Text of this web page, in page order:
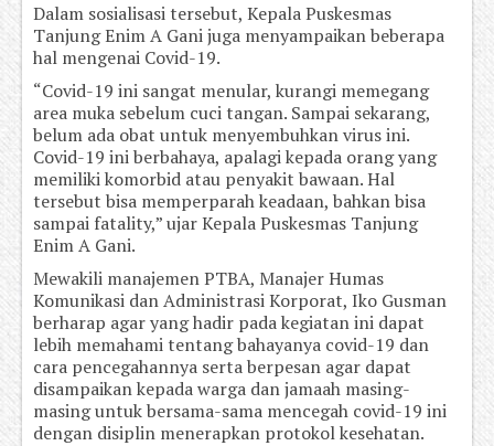
Dalam sosialisasi tersebut, Kepala Puskesmas
Tanjung Enim A Gani juga menyampaikan beberapa
hal mengenai Covid-19.
“Covid-19 ini sangat menular, kurangi memegang
area muka sebelum cuci tangan. Sampai sekarang,
belum ada obat untuk menyembuhkan virus ini.
Covid-19 ini berbahaya, apalagi kepada orang yang
memiliki komorbid atau penyakit bawaan. Hal
tersebut bisa memperparah keadaan, bahkan bisa
sampai fatality,” ujar Kepala Puskesmas Tanjung
Enim A Gani.
Mewakili manajemen PTBA, Manajer Humas
Komunikasi dan Administrasi Korporat, Iko Gusman
berharap agar yang hadir pada kegiatan ini dapat
lebih memahami tentang bahayanya covid-19 dan
cara pencegahannya serta berpesan agar dapat
disampaikan kepada warga dan jamaah masing-
masing untuk bersama-sama mencegah covid-19 ini
dengan disiplin menerapkan protokol kesehatan.